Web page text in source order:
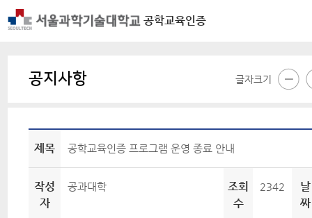
공학교육인증
공지사항 글자크기
제목 공학교육인증 프로그램 운영 종료 안내
작성
자
공과대학
조회
수
2342
날
짜